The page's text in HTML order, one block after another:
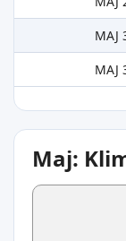
MAJ
MAJ
Maj: